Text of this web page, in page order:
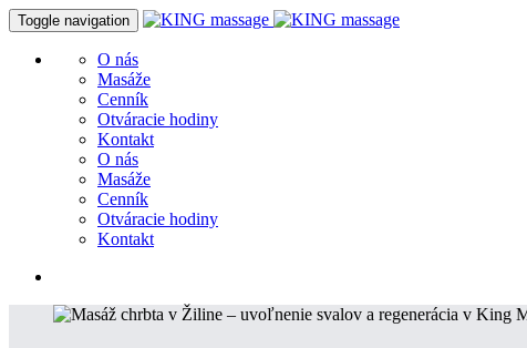
Toggle navigation
O nás
Masáže
Cenník
Otváracie hodiny
Kontakt
O nás
Masáže
Cenník
Otváracie hodiny
Kontakt